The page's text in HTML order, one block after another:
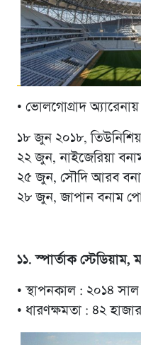
• ভোলগোগ্রাদ
১৮ জুন ২০১৮,
২২ জুন, নাইজেরিয়া
২৫ জুন, সৌদি আরব
২৮ জুন, জাপান বনাম
১১. স্পার্তাক স্টেডিয়াম,
• স্থাপনকাল : ২০১৪ সাল
• ধারণক্ষমতা : ৪২